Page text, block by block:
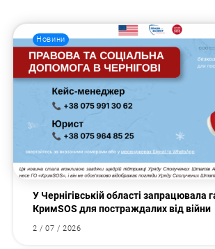
Новини
У Чернігівській області запрацювала
КримSOS для постраждалих від війни
2 / 07 / 2026